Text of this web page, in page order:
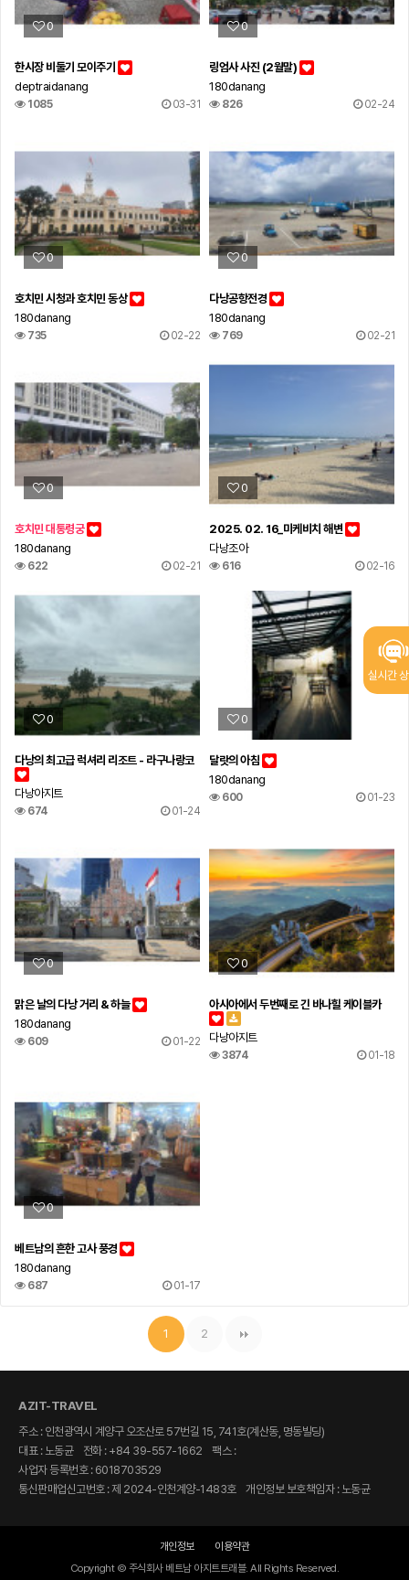
0
한시장 비둘기 모이주기
deptraidanang
1085 03-31
0
링엄사 사진 (2월말)
180danang
826 02-24
0
호치민 시청과 호치민 동상
180danang
735 02-22
0
다낭공항전경
180danang
769 02-21
0
호치민 대통령궁
180danang
622 02-21
0
2025. 02. 16_미케비치 해변
다낭조아
616 02-16
0
다낭의 최고급 럭셔리 리조트 - 라구나랑코
다낭아지트
674 01-24
0
달랏의 아침
180danang
600 01-23
0
맑은 날의 다낭 거리 & 하늘
180danang
609 01-22
0
아시아에서 두번째로 긴 바나힐 케이블카
다낭아지트
3874 01-18
0
베트남의 흔한 고사 풍경
180danang
687 01-17
1 2
AZIT-TRAVEL
주소 : 인천광역시 계양구 오조산로 57번길 15, 741호(계산동, 명동빌딩)
대표 : 노동균
전화 : +84 39-557-1662
팩스 :
사업자 등록번호 : 6018703529
통신판매업신고번호 : 제 2024-인천계양-1483호
개인정보 보호책임자 : 노동균
개인정보
이용약관
Copyright © 주식회사 베트남 아지트트래블. All Rights Reserved.
실시간